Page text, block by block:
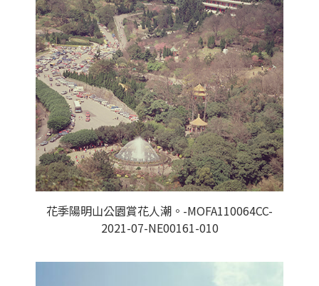
花季陽明山公園賞花人潮。-MOFA110064CC-
2021-07-NE00161-010